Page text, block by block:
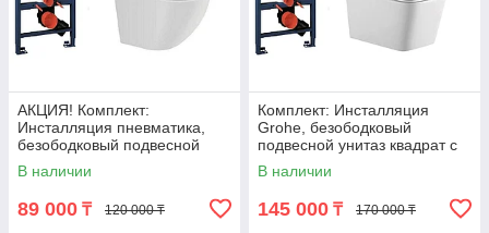
АКЦИЯ! Комплект:
Инсталляция пневматика,
безободковый подвесной
унитаз ТОРНАДО
В наличии
89 000 ₸ 120 000 ₸
Комплект: Инсталляция
Grohe, безободковый
подвесной унитаз квадрат с
микролифтом SA-205
В наличии
145 000 ₸ 170 000 ₸